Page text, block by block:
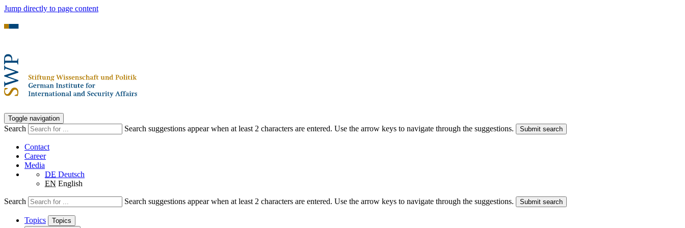
Jump directly to page content
Toggle navigation
Search Search suggestions appear when at least 2 characters are entered. Use the arrow keys to navigate through the suggestions. Submit search
Contact
Career
Media
DE Deutsch
EN English
Search Search suggestions appear when at least 2 characters are entered. Use the arrow keys to navigate through the suggestions. Submit search
Topics
Topics